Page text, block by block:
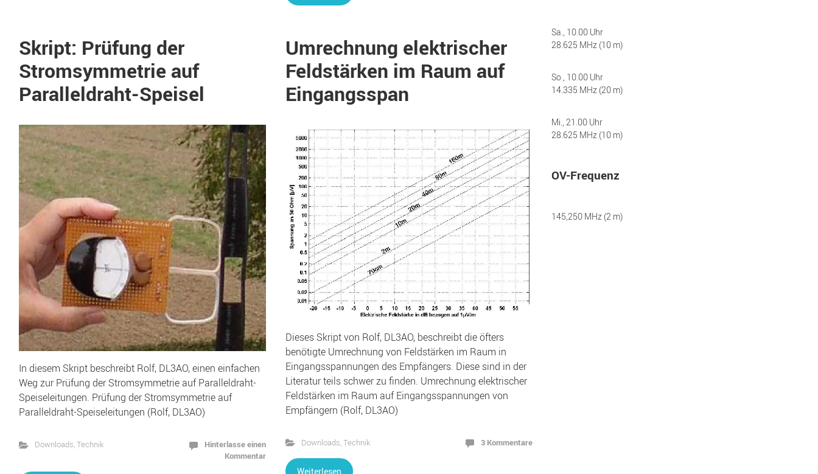
Skript: Prüfung der
Stromsymmetrie auf
Paralleldraht-Speisel
In diesem Skript beschreibt Rolf, DL3AO, einen einfachen
Weg zur Prüfung der Stromsymmetrie auf Paralleldraht-
Speiseleitungen. Prüfung der Stromsymmetrie auf
Paralleldraht-Speiseleitungen (Rolf, DL3AO)
Downloads,Technik
Hinterlasse einen
Kommentar
Umrechnung elektrischer
Feldstärken im Raum auf
Eingangsspan
Dieses Skript von Rolf, DL3AO, beschreibt die öfters
benötigte Umrechnung von Feldstärken im Raum in
Eingangsspannungen des Empfängers. Diese sind in der
Literatur teils schwer zu finden. Umrechnung elektrischer
Feldstärken im Raum auf Eingangsspannungen von
Empfängern (Rolf, DL3AO)
Downloads,Technik 3 Kommentare
Weiterlesen
Sa., 10.00 Uhr
28.625 MHz (10 m)
So., 10.00 Uhr
14.335 MHz (20 m)
Mi., 21.00 Uhr
28.625 MHz (10 m)
OV-Frequenz
145,250 MHz (2 m)